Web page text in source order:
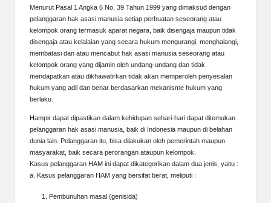
Menurut Pasal 1 Angka 6 No. 39 Tahun 1999 yang dimaksud dengan
pelanggaran hak asasi manusia setiap perbuatan seseorang atau
kelompok orang termasuk aparat negara, baik disengaja maupun tidak
disengaja atau kelalaian yang secara hukum mengurangi, menghalangi,
membatasi dan atau mencabut hak asasi manusia seseorang atau
kelompok orang yang dijamin oleh undang-undang dan tidak
mendapatkan atau dikhawatirkan tidak akan memperoleh penyesalan
hukum yang adil dan benar berdasarkan mekanisme hukum yang
berlaku.
Hampir dapat dipastikan dalam kehidupan sehari-hari dapat ditemukan
pelanggaran hak asasi manusia, baik di Indonesia maupun di belahan
dunia lain. Pelanggaran itu, bisa dilakukan oleh pemerintah maupun
masyarakat, baik secara perorangan ataupun kelompok.
Kasus pelanggaran HAM ini dapat dikategorikan dalam dua jenis, yaitu :
a. Kasus pelanggaran HAM yang bersifat berat, meliputi :
Pembunuhan masal (genisida)